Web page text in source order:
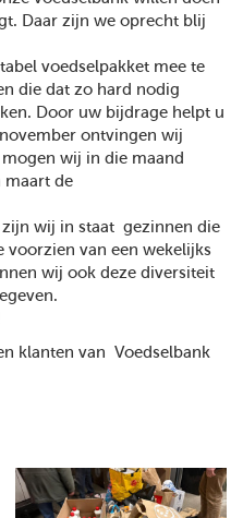
Daar zijn we oprecht blij
voedselpakket mee te
die dat zo hard nodig
Door uw bijdrage helpt u
ontvingen wij
wij in die maand
maart de
zijn wij in staat gezinnen die
voorzien van een wekelijks
wij ook deze diversiteit
klanten van Voedselbank